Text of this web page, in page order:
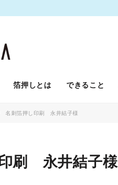
箔押しとは できること
名刺箔押し印刷 永井結子様
刷 永井結子様